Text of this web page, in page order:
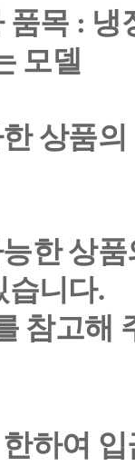
목 :
모델
상품
한 상
습니다.
참고해
하여